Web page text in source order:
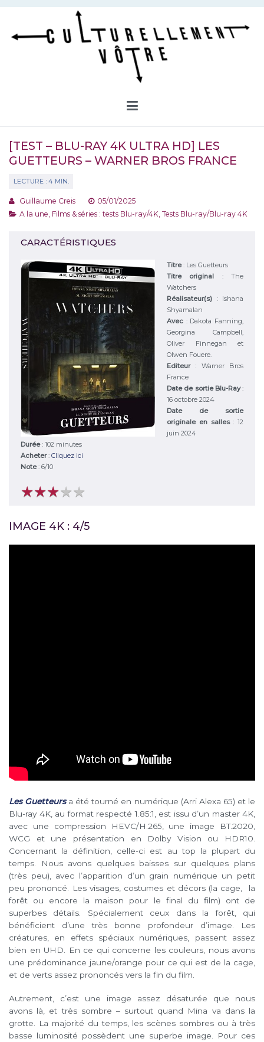
Aller
contenu
[TEST – BLU-RAY 4K ULTRA HD] LES
GUETTEURS – WARNER BROS FRANCE
Guillaume Creis
05/01/2025
A la une Films & séries : tests Blu-ray/4K Tests Blu-ray/Blu-ray 4K
CARACTÉRISTIQUES
Titre: Les Guetteurs
Titre original : The
Watchers
Réalisateur(s) : Ishana
Shyamalan
Avec : Dakota Fanning,
Georgina Campbell,
Oliver Finnegan et
Olwen Fouere.
Editeur: Warner Bros
France
Date de sortie Blu-Ray:
16 octobre 2024
Date de sortie
originale en salles: 12
juin 2024
Durée: 102 minutes
Acheter: Cliquez ici
Note: 6/10
★★★★★
★★★★★
IMAGE 4K : 4/5
Les Guetteursa été tourné en numérique (Arri Alexa 65) et le
Blu-ray 4K, au format respecté 1.85:1, est issu d’un master 4K,
avec une compression HEVC/H.265, une image BT.2020,
WCG et une présentation en Dolby Vision ou HDR10.
Concernant la définition, celle-ci est au top la plupart du
temps. Nous avons quelques baisses sur quelques plans
(très peu), avec l’apparition d’un grain numérique un petit
peu prononcé. Les visages, costumes et décors (la cage, la
forêt ou encore la maison pour le final du film) ont de
superbes détails. Spécialement ceux dans la forêt, qui
bénéficient d’une très bonne profondeur d’image. Les
créatures, en effets spéciaux numériques, passent assez
bien en UHD. En ce qui concerne les couleurs, nous avons
une prédominance jaune/orange pour ce qui est de la cage,
et de verts assez prononcés vers la fin du film.
Autrement, c’est une image assez désaturée que nous
avons là, et très sombre – surtout quand Mina va dans la
grotte. La majorité du temps, les scènes sombres ou à très
basse luminosité possèdent une superbe image. Pour ces